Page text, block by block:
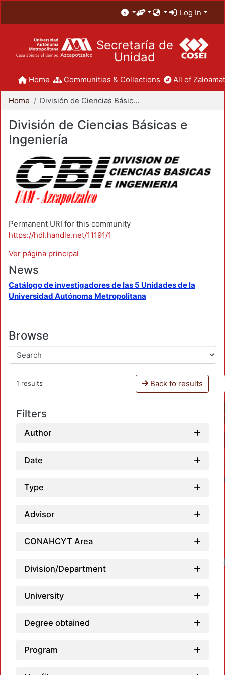
Log In
Secretaría de
Unidad
Home Communities & Collections All of
Home División de Ciencias Básicas e Ingeniería
División de Ciencias Básicas e
Ingeniería
Permanent URI for this community
https://hdl.handle.net/11191/1
Ver página principal
News
Catálogo de investigadores de las 5 Unidades de la
Universidad Autónoma Metropolitana
Browse
1 results Back to results
Filters
Author
Date
Type
Advisor
CONAHCYT Area
Division/Department
University
Degree obtained
Program